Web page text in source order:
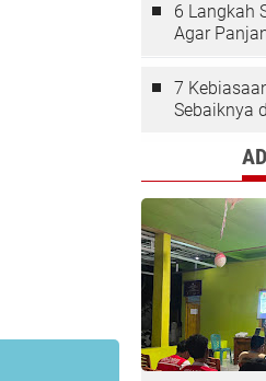
6 Langkah
Agar
7
Sebaiknya